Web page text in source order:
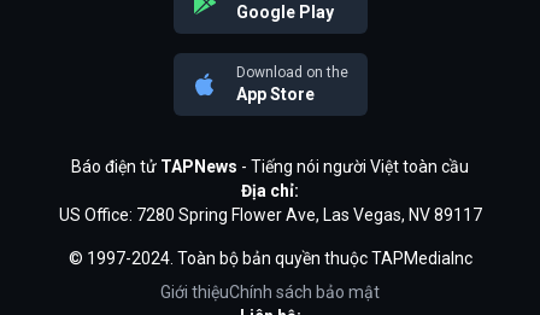
Google Play
Download on the
App Store
Báo điện tử TAPNews - Tiếng nói người Việt toàn cầu
Địa chỉ:
US Office: 7280 Spring Flower Ave, Las Vegas, NV 89117
© 1997-2024. Toàn bộ bản quyền thuộc TAPMediaInc
Giới thiệuChính sách bảo mật